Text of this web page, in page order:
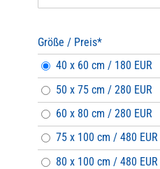
Pflichtfeld
Größe / Preis*
40 x 60 cm / 180 EUR
50 x 75 cm / 280 EUR
60 x 80 cm / 280 EUR
75 x 100 cm / 480 EUR
80 x 100 cm / 480 EUR